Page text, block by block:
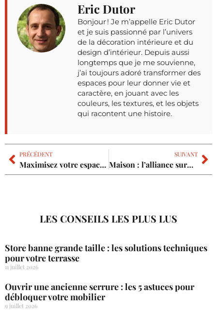
Eric Dutor
Bonjour ! Je m’appelle Eric Dutor
et je suis passionné par l’univers
de la décoration intérieure et du
design d’intérieur. Depuis aussi
longtemps que je me souvienne,
j’ai toujours adoré transformer des
espaces pour leur donner vie et
caractère, en jouant avec les
couleurs, les textures, et les objets
qui racontent une histoire.
PRÉCÉDENT
Maximisez votre espace : astuces élégantes pour transformer une niche en armoire
SUIVANT
Maison : l’alliance surprenante du gris et du rouge pour une déco harmonieuse
LES CONSEILS LES PLUS LUS
Store banne grande taille : les solutions techniques
pour votre terrasse
11 juillet 2026
Ouvrir une ancienne serrure : les 5 astuces pour
débloquer votre mobilier
9 juillet 2026